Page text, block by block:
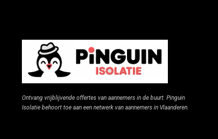
Ontvang vrijblijvende offertes van aannemers in de buurt. Pinguin
Isolatie behoort toe aan een netwerk van aannemers in Vlaanderen.